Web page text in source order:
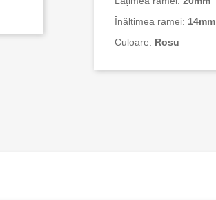
Înălțimea ramei: 14mm
Culoare: Rosu